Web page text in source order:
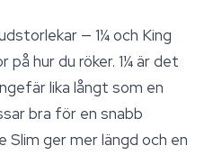
— 1¼ och King
på hur du röker. 1¼ är det
lika långt som en
bra för en snabb
Slim ger mer längd och en